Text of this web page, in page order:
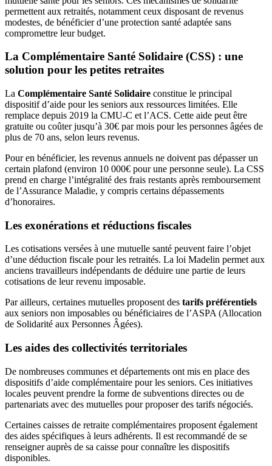
permettent aux retraités, notamment ceux disposant de revenus
modestes, de bénéficier d’une protection santé adaptée sans
compromettre leur budget.
La Complémentaire Santé Solidaire (CSS) : une
solution pour les petites retraites
La Complémentaire Santé Solidaire constitue le principal
dispositif d’aide pour les seniors aux ressources limitées. Elle
remplace depuis 2019 la CMU-C et l’ACS. Cette aide peut être
gratuite ou coûter jusqu’à 30€ par mois pour les personnes âgées de
plus de 70 ans, selon leurs revenus.
Pour en bénéficier, les revenus annuels ne doivent pas dépasser un
certain plafond (environ 10 000€ pour une personne seule). La CSS
prend en charge l’intégralité des frais restants après remboursement
de l’Assurance Maladie, y compris certains dépassements
d’honoraires.
Les exonérations et réductions fiscales
Les cotisations versées à une mutuelle santé peuvent faire l’objet
d’une déduction fiscale pour les retraités. La loi Madelin permet aux
anciens travailleurs indépendants de déduire une partie de leurs
cotisations de leur revenu imposable.
Par ailleurs, certaines mutuelles proposent des tarifs préférentiels
aux seniors non imposables ou bénéficiaires de l’ASPA (Allocation
de Solidarité aux Personnes Âgées).
Les aides des collectivités territoriales
De nombreuses communes et départements ont mis en place des
dispositifs d’aide complémentaire pour les seniors. Ces initiatives
locales peuvent prendre la forme de subventions directes ou de
partenariats avec des mutuelles pour proposer des tarifs négociés.
Certaines caisses de retraite complémentaires proposent également
des aides spécifiques à leurs adhérents. Il est recommandé de se
renseigner auprès de sa caisse pour connaître les dispositifs
disponibles.